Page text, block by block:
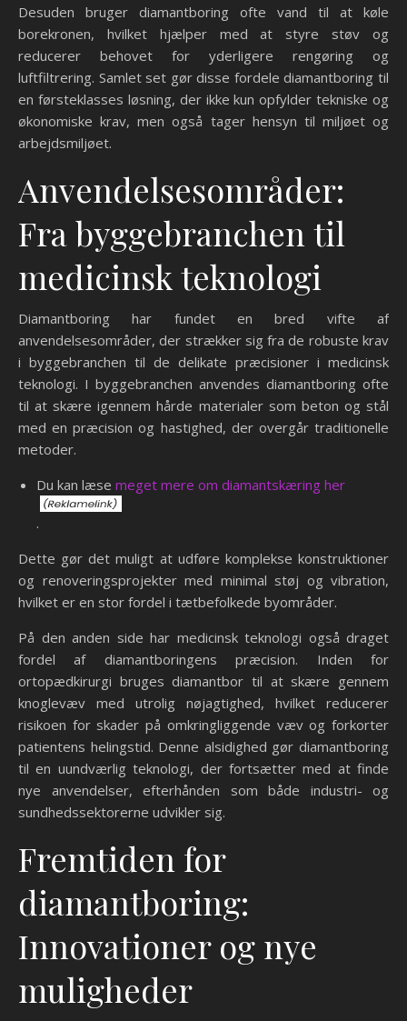
Desuden bruger diamantboring ofte vand til at køle
borekronen, hvilket hjælper med at styre støv og
reducerer behovet for yderligere rengøring og
luftfiltrering. Samlet set gør disse fordele diamantboring til
en førsteklasses løsning, der ikke kun opfylder tekniske og
økonomiske krav, men også tager hensyn til miljøet og
arbejdsmiljøet.
Anvendelsesområder:
Fra byggebranchen til
medicinsk teknologi
Diamantboring har fundet en bred vifte af
anvendelsesområder, der strækker sig fra de robuste krav
i byggebranchen til de delikate præcisioner i medicinsk
teknologi. I byggebranchen anvendes diamantboring ofte
til at skære igennem hårde materialer som beton og stål
med en præcision og hastighed, der overgår traditionelle
metoder.
Du kan læse meget mere om diamantskæring her
.
Dette gør det muligt at udføre komplekse konstruktioner
og renoveringsprojekter med minimal støj og vibration,
hvilket er en stor fordel i tætbefolkede byområder.
På den anden side har medicinsk teknologi også draget
fordel af diamantboringens præcision. Inden for
ortopædkirurgi bruges diamantbor til at skære gennem
knoglevæv med utrolig nøjagtighed, hvilket reducerer
risikoen for skader på omkringliggende væv og forkorter
patientens helingstid. Denne alsidighed gør diamantboring
til en uundværlig teknologi, der fortsætter med at finde
nye anvendelser, efterhånden som både industri- og
sundhedssektorerne udvikler sig.
Fremtiden for
diamantboring:
Innovationer og nye
muligheder